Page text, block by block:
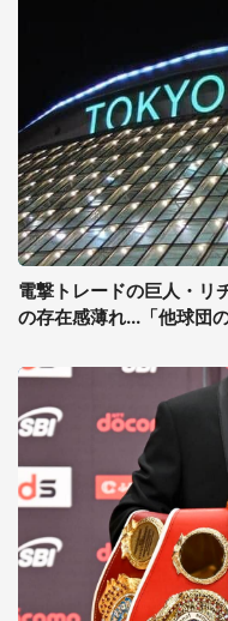
電撃トレードの巨人・リ
の存在感薄れ...「他球団